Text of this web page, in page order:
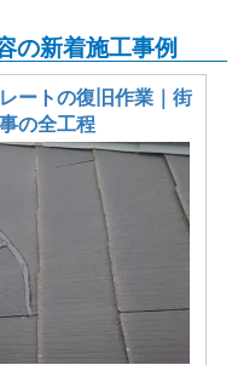
の新着施工事例
ートの復旧作業｜街
の全工程